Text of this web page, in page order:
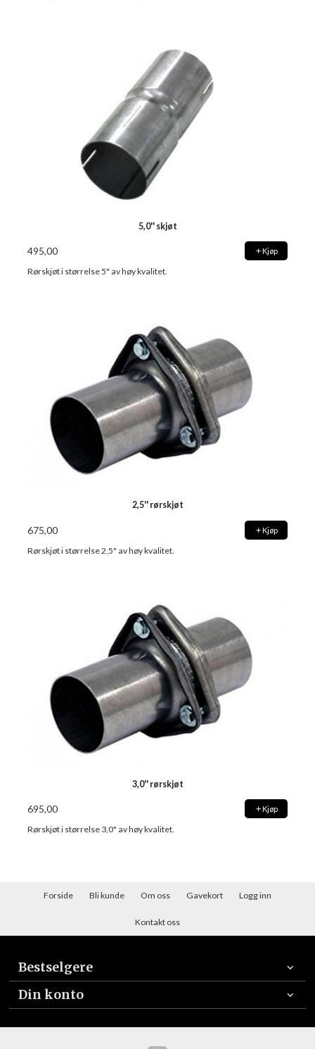
5,0'' skjøt
495,00 Kjøp
Rørskjøt i størrelse 5" av høy kvalitet.
2,5'' rørskjøt
675,00 Kjøp
Rørskjøt i størrelse 2,5" av høy kvalitet.
3,0'' rørskjøt
695,00 Kjøp
Rørskjøt i størrelse 3,0" av høy kvalitet.
Forside Bli kunde Om oss Gavekort Logg inn
Kontakt oss
Bestselgere
Din konto